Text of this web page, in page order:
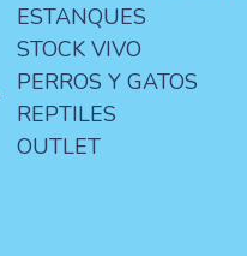
ESTANQUES
STOCK VIVO
PERROS Y GATOS
REPTILES
OUTLET